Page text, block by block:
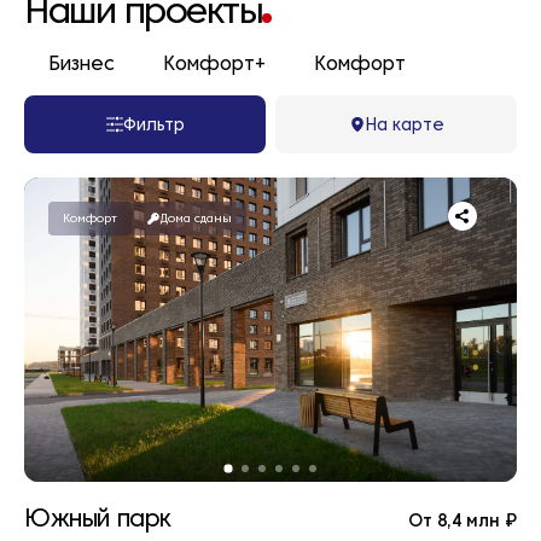
Наши проекты
Бизнес Комфорт+ Комфорт
Фильтр На карте
Комфорт Дома сданы
Южный парк От 8,4 млн ₽